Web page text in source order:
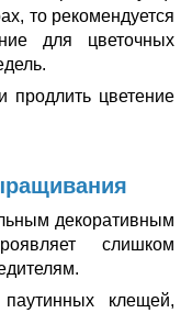
то рекомендуется
для цветочных
продлить цветение
декоративным
слишком
паутинных клещей,